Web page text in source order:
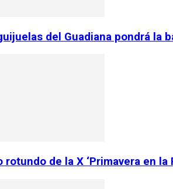
del Guadiana pondrá la
rotundo de la X ‘Primavera en la